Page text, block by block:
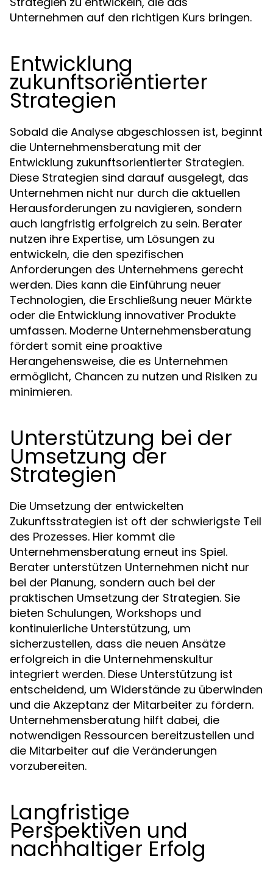
Unternehmen auf den richtigen Kurs bringen.
Entwicklung
zukunftsorientierter
Strategien
Sobald die Analyse abgeschlossen ist, beginnt
die Unternehmensberatung mit der
Entwicklung zukunftsorientierter Strategien.
Diese Strategien sind darauf ausgelegt, das
Unternehmen nicht nur durch die aktuellen
Herausforderungen zu navigieren, sondern
auch langfristig erfolgreich zu sein. Berater
nutzen ihre Expertise, um Lösungen zu
entwickeln, die den spezifischen
Anforderungen des Unternehmens gerecht
werden. Dies kann die Einführung neuer
Technologien, die Erschließung neuer Märkte
oder die Entwicklung innovativer Produkte
umfassen. Moderne Unternehmensberatung
fördert somit eine proaktive
Herangehensweise, die es Unternehmen
ermöglicht, Chancen zu nutzen und Risiken zu
minimieren.
Unterstützung bei der
Umsetzung der
Strategien
Die Umsetzung der entwickelten
Zukunftsstrategien ist oft der schwierigste Teil
des Prozesses. Hier kommt die
Unternehmensberatung erneut ins Spiel.
Berater unterstützen Unternehmen nicht nur
bei der Planung, sondern auch bei der
praktischen Umsetzung der Strategien. Sie
bieten Schulungen, Workshops und
kontinuierliche Unterstützung, um
sicherzustellen, dass die neuen Ansätze
erfolgreich in die Unternehmenskultur
integriert werden. Diese Unterstützung ist
entscheidend, um Widerstände zu überwinden
und die Akzeptanz der Mitarbeiter zu fördern.
Unternehmensberatung hilft dabei, die
notwendigen Ressourcen bereitzustellen und
die Mitarbeiter auf die Veränderungen
vorzubereiten.
Langfristige
Perspektiven und
nachhaltiger Erfolg